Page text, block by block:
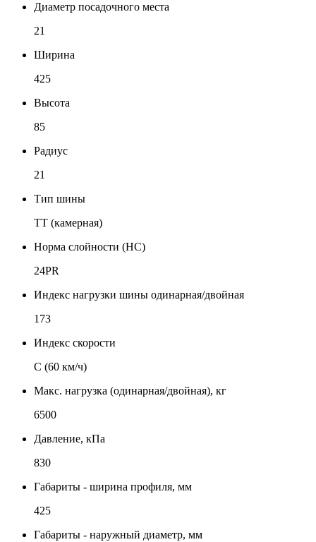
Диаметр посадочного места
21
Ширина
425
Высота
85
Радиус
21
Тип шины
TT (камерная)
Норма слойности (НС)
24PR
Индекс нагрузки шины одинарная/двойная
173
Индекс скорости
C (60 км/ч)
Макс. нагрузка (одинарная/двойная), кг
6500
Давление, кПа
830
Габариты - ширина профиля, мм
425
Габариты - наружный диаметр, мм